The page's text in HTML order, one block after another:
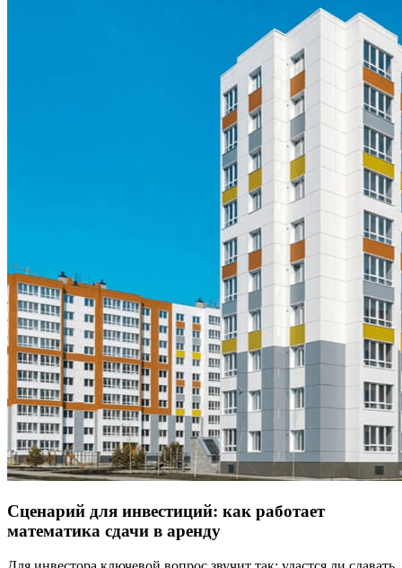
Сценарий для инвестиций: как работает
математика сдачи в аренду